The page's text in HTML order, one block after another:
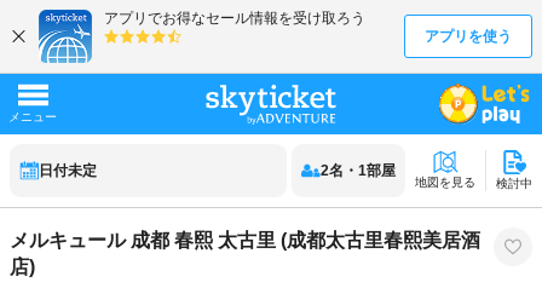
日付未定 2名 ・ 1部屋
地図を見る 検討中
メルキュール 成都 春熙 太古里 (成都太古里春熙美居酒
店)